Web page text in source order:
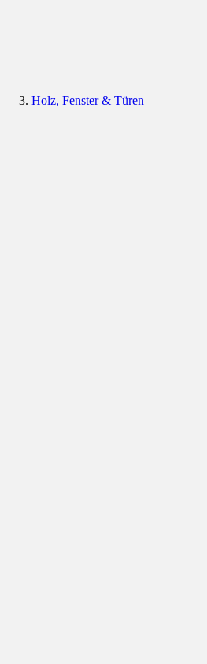
Holz, Fenster & Türen